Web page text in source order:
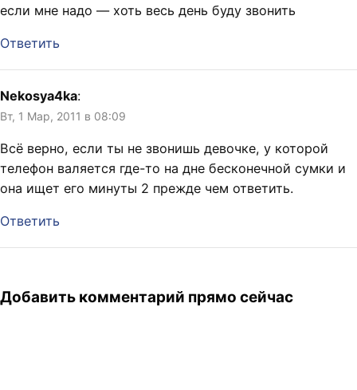
если мне надо — хоть весь день буду звонить
Ответить
Nekosya4ka:
Вт, 1 Мар, 2011 в 08:09
Всё верно, если ты не звонишь девочке, у которой
телефон валяется где-то на дне бесконечной сумки и
она ищет его минуты 2 прежде чем ответить.
Ответить
Добавить комментарий прямо сейчас